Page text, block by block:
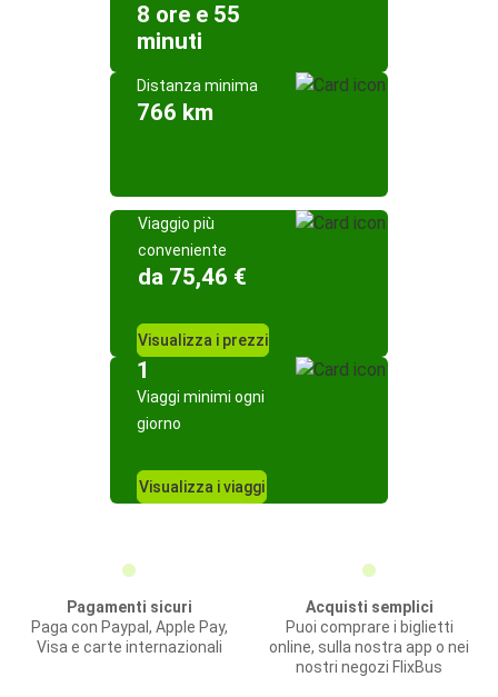
8 ore e 55
minuti
Distanza minima
766 km
Viaggio più
conveniente
da 75,46 €
Visualizza i prezzi
1
Viaggi minimi ogni
giorno
Visualizza i viaggi
Pagamenti sicuri
Paga con Paypal, Apple Pay,
Visa e carte internazionali
Acquisti semplici
Puoi comprare i biglietti
online, sulla nostra app o nei
nostri negozi FlixBus